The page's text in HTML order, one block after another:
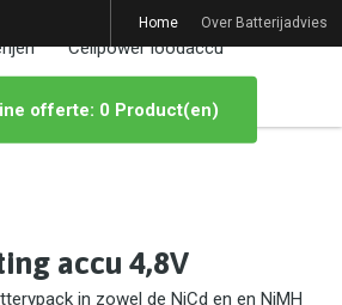
Home Over Batterijadvies
Cellpower loodaccu
offerte: 0 Product(en)
accu 4,8V
in zowel de NiCd en en NiMH